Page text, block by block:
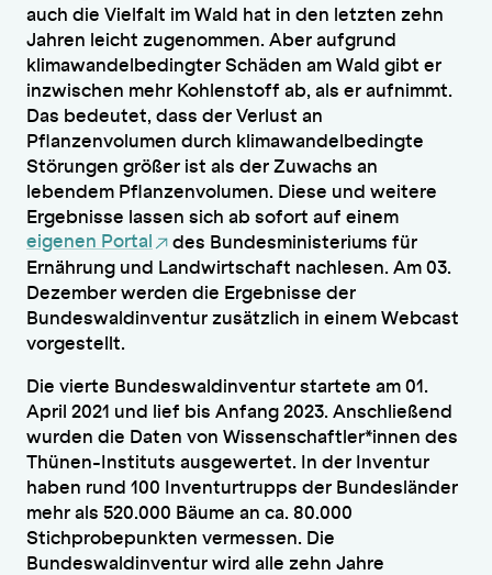
auch die Vielfalt im Wald hat in den letzten zehn
Jahren leicht zugenommen. Aber aufgrund
klimawandelbedingter Schäden am Wald gibt er
inzwischen mehr Kohlenstoff ab, als er aufnimmt.
Das bedeutet, dass der Verlust an
Pflanzenvolumen durch klimawandelbedingte
Störungen größer ist als der Zuwachs an
lebendem Pflanzenvolumen. Diese und weitere
Ergebnisse lassen sich ab sofort auf einem
eigenen Portal
des Bundesministeriums für
Ernährung und Landwirtschaft nachlesen. Am 03.
Dezember werden die Ergebnisse der
Bundeswaldinventur zusätzlich in einem Webcast
vorgestellt.
Die vierte Bundeswaldinventur startete am 01.
April 2021 und lief bis Anfang 2023. Anschließend
wurden die Daten von Wissenschaftler*innen des
Thünen-Instituts ausgewertet. In der Inventur
haben rund 100 Inventurtrupps der Bundesländer
mehr als 520.000 Bäume an ca. 80.000
Stichprobepunkten vermessen. Die
Bundeswaldinventur wird alle zehn Jahre